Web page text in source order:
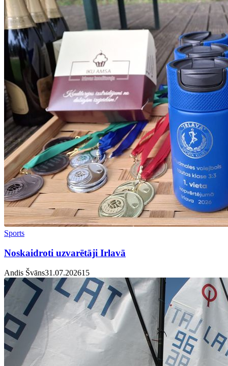
Sports
Noskaidroti uzvarētāji Irlavā
Andis Švāns31.07.20261 5